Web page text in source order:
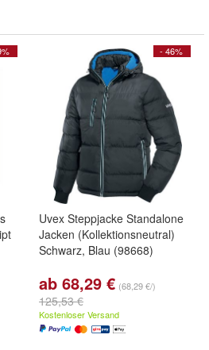
- 46%
Uvex Steppjacke Standalone
Jacken (Kollektionsneutral)
Schwarz, Blau (98668)
ab 68,29 € (68,29 €/)
125,53 €
Kostenloser Versand